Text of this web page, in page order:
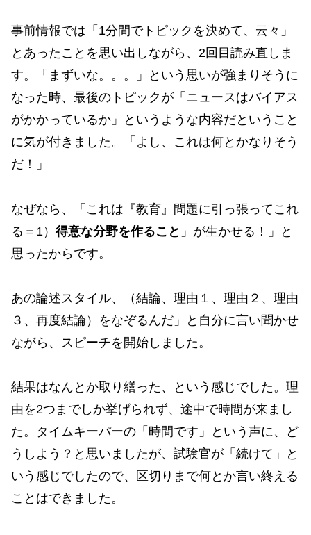
事前情報では「1分間でトピックを決めて、云々」
とあったことを思い出しながら、2回目読み直しま
す。「まずいな。。。」という思いが強まりそうに
なった時、最後のトピックが「ニュースはバイアス
がかかっているか」というような内容だということ
に気が付きました。「よし、これは何とかなりそう
だ！」
なぜなら、「これは『教育』問題に引っ張ってこれ
る＝1） 得意な分野を作ること 」が生かせる！」と
思ったからです。
あの論述スタイル、（結論、理由１、理由２、理由
３、再度結論）をなぞるんだ」と自分に言い聞かせ
ながら、スピーチを開始しました。
結果はなんとか取り繕った、という感じでした。理
由を2つまでしか挙げられず、途中で時間が来まし
た。タイムキーパーの「時間です」という声に、ど
うしよう？と思いましたが、試験官が「続けて」と
いう感じでしたので、区切りまで何とか言い終える
ことはできました。